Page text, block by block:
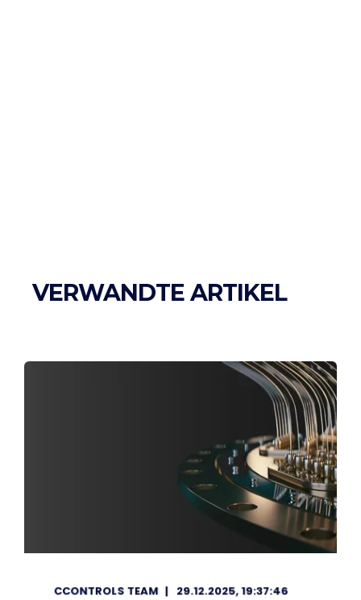
VERWANDTE ARTIKEL
CCONTROLS TEAM
29.12.2025, 19:37:46